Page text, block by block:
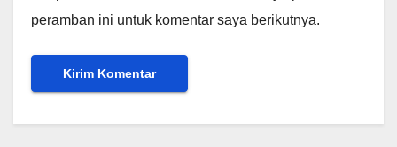
peramban ini untuk komentar saya berikutnya.